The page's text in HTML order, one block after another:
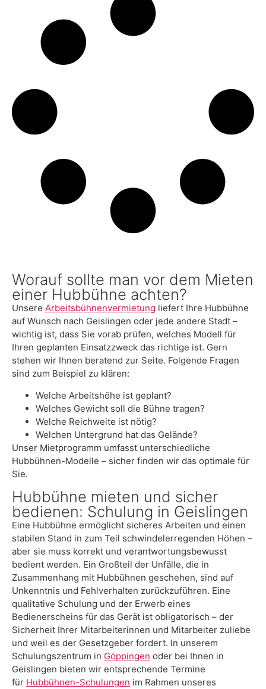
Worauf sollte man vor dem Mieten
einer Hubbühne achten?
Unsere Arbeitsbühnenvermietung liefert Ihre Hubbühne
auf Wunsch nach Geislingen oder jede andere Stadt –
wichtig ist, dass Sie vorab prüfen, welches Modell für
Ihren geplanten Einsatzzweck das richtige ist. Gern
stehen wir Ihnen beratend zur Seite. Folgende Fragen
sind zum Beispiel zu klären:
Welche Arbeitshöhe ist geplant?
Welches Gewicht soll die Bühne tragen?
Welche Reichweite ist nötig?
Welchen Untergrund hat das Gelände?
Unser Mietprogramm umfasst unterschiedliche
Hubbühnen-Modelle – sicher finden wir das optimale für
Sie.
Hubbühne mieten und sicher
bedienen: Schulung in Geislingen
Eine Hubbühne ermöglicht sicheres Arbeiten und einen
stabilen Stand in zum Teil schwindelerregenden Höhen –
aber sie muss korrekt und verantwortungsbewusst
bedient werden. Ein Großteil der Unfälle, die in
Zusammenhang mit Hubbühnen geschehen, sind auf
Unkenntnis und Fehlverhalten zurückzuführen. Eine
qualitative Schulung und der Erwerb eines
Bedienerscheins für das Gerät ist obligatorisch – der
Sicherheit Ihrer Mitarbeiterinnen und Mitarbeiter zuliebe
und weil es der Gesetzgeber fordert. In unserem
Schulungszentrum in Göppingen oder bei Ihnen in
Geislingen bieten wir entsprechende Termine
für Hubbühnen-Schulungen im Rahmen unseres